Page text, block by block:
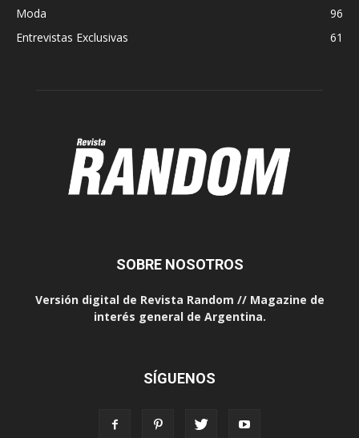
Moda
96
Entrevistas Exclusivas
61
SOBRE NOSOTROS
Versión digital de Revista Random // Magazine de
interés general de Argentina.
SÍGUENOS